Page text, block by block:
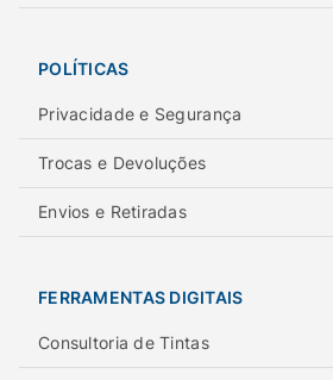
POLÍTICAS
Privacidade e Segurança
Trocas e Devoluções
Envios e Retiradas
FERRAMENTAS DIGITAIS
Consultoria de Tintas